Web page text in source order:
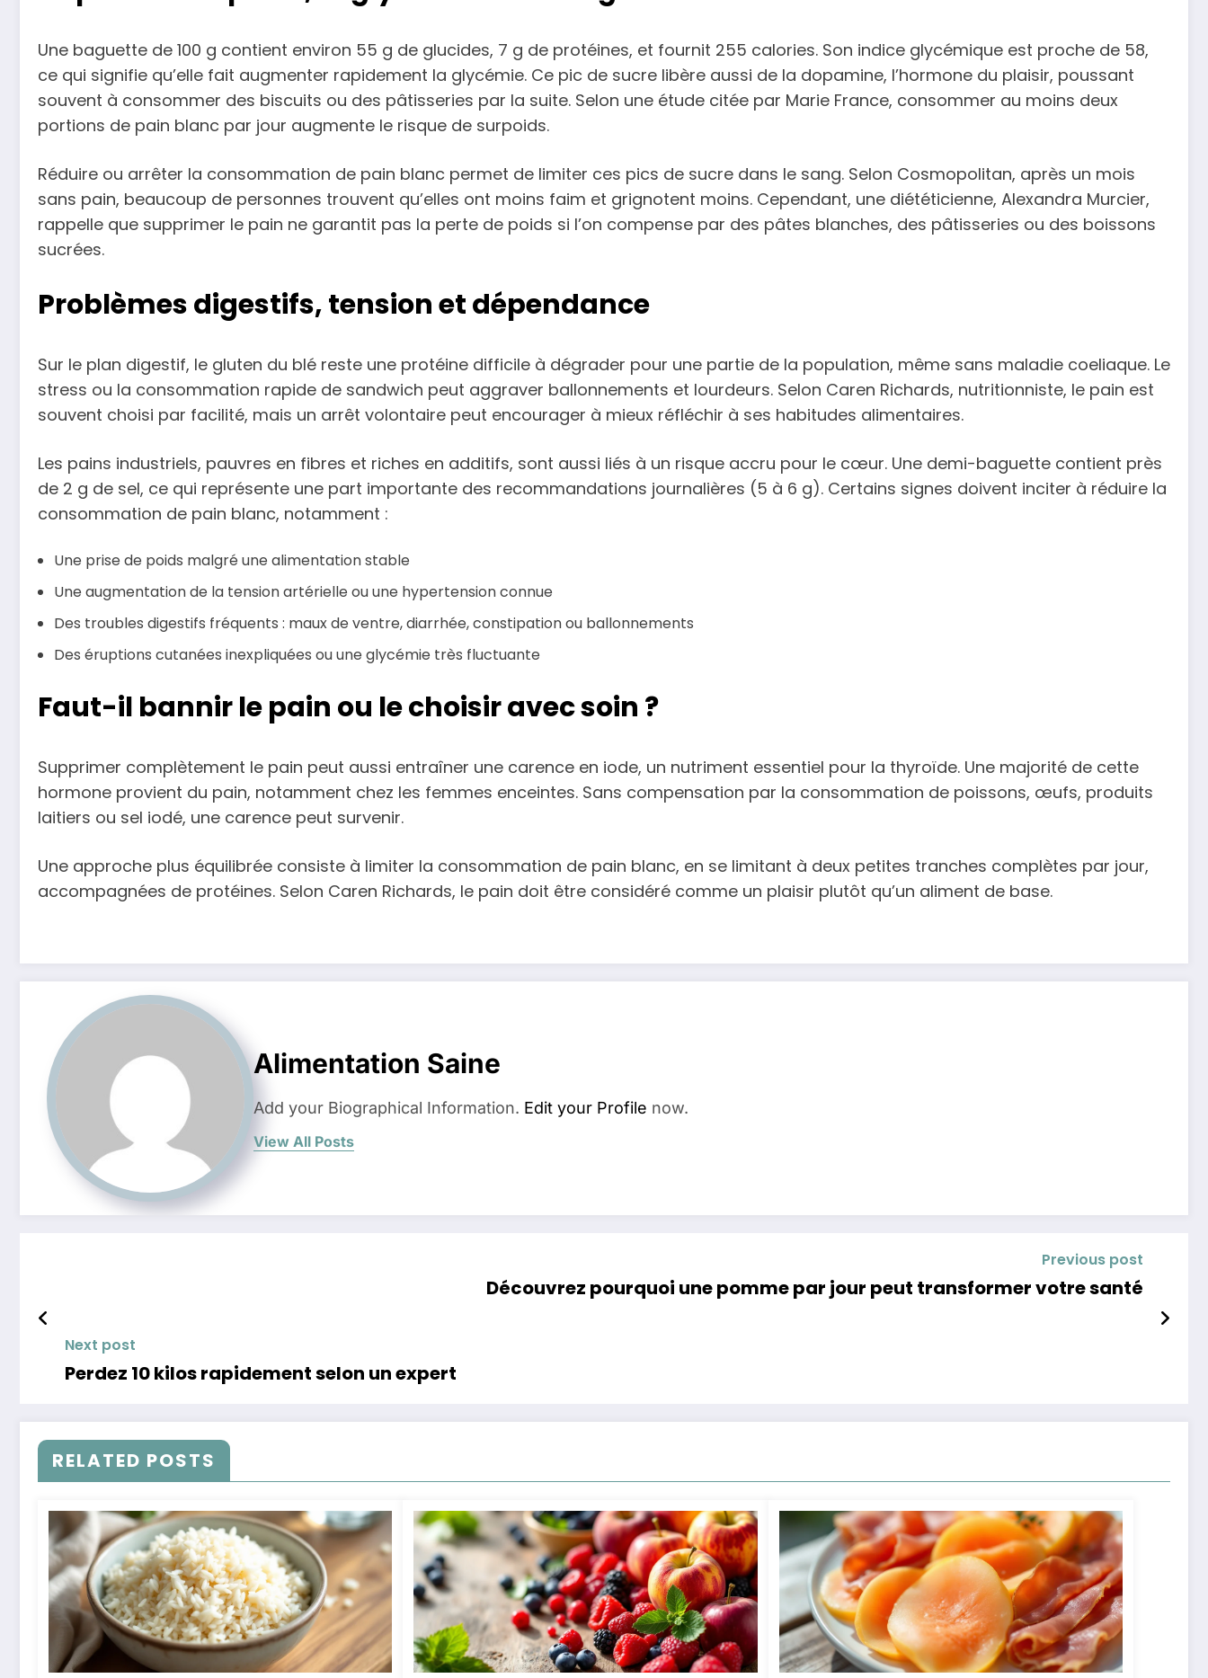
Une baguette de 100 g contient environ 55 g de glucides, 7 g de protéines, et fournit 255 calories. Son indice glycémique est proche de 58,
ce qui signifie qu’elle fait augmenter rapidement la glycémie. Ce pic de sucre libère aussi de la dopamine, l’hormone du plaisir, poussant
souvent à consommer des biscuits ou des pâtisseries par la suite. Selon une étude citée par Marie France, consommer au moins deux
portions de pain blanc par jour augmente le risque de surpoids.
Réduire ou arrêter la consommation de pain blanc permet de limiter ces pics de sucre dans le sang. Selon Cosmopolitan, après un mois
sans pain, beaucoup de personnes trouvent qu’elles ont moins faim et grignotent moins. Cependant, une diététicienne, Alexandra Murcier,
rappelle que supprimer le pain ne garantit pas la perte de poids si l’on compense par des pâtes blanches, des pâtisseries ou des boissons
sucrées.
Problèmes digestifs, tension et dépendance
Sur le plan digestif, le gluten du blé reste une protéine difficile à dégrader pour une partie de la population, même sans maladie coeliaque. Le
stress ou la consommation rapide de sandwich peut aggraver ballonnements et lourdeurs. Selon Caren Richards, nutritionniste, le pain est
souvent choisi par facilité, mais un arrêt volontaire peut encourager à mieux réfléchir à ses habitudes alimentaires.
Les pains industriels, pauvres en fibres et riches en additifs, sont aussi liés à un risque accru pour le cœur. Une demi-baguette contient près
de 2 g de sel, ce qui représente une part importante des recommandations journalières (5 à 6 g). Certains signes doivent inciter à réduire la
consommation de pain blanc, notamment :
Une prise de poids malgré une alimentation stable
Une augmentation de la tension artérielle ou une hypertension connue
Des troubles digestifs fréquents : maux de ventre, diarrhée, constipation ou ballonnements
Des éruptions cutanées inexpliquées ou une glycémie très fluctuante
Faut-il bannir le pain ou le choisir avec soin ?
Supprimer complètement le pain peut aussi entraîner une carence en iode, un nutriment essentiel pour la thyroïde. Une majorité de cette
hormone provient du pain, notamment chez les femmes enceintes. Sans compensation par la consommation de poissons, œufs, produits
laitiers ou sel iodé, une carence peut survenir.
Une approche plus équilibrée consiste à limiter la consommation de pain blanc, en se limitant à deux petites tranches complètes par jour,
accompagnées de protéines. Selon Caren Richards, le pain doit être considéré comme un plaisir plutôt qu’un aliment de base.
Alimentation Saine
Add your Biographical Information. Edit your Profile now.
View All Posts
Previous post
Découvrez pourquoi une pomme par jour peut transformer votre santé
Next post
Perdez 10 kilos rapidement selon un expert
RELATED POSTS